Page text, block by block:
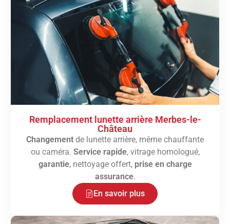
Remplacement lunette arrière Merbes-le-
Château
Changement de lunette arrière, même chauffante
ou caméra. Service rapide, vitrage homologué,
garantie, nettoyage offert, prise en charge
assurance.
En savoir plus